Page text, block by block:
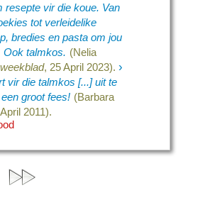
resepte vir die koue. Van
tot verleidelike
bredies en pasta om jou
Ook talmkos. (Nelia
, 25 April 2023). ›
vir die talmkos [...] uit te
groot fees! (Barbara
2011).